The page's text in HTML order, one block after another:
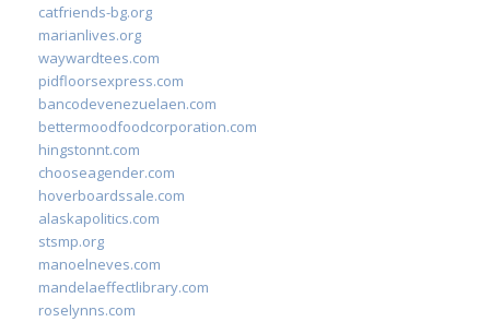
catfriends-bg.org
marianlives.org
waywardtees.com
pidfloorsexpress.com
bancodevenezuelaen.com
bettermoodfoodcorporation.com
hingstonnt.com
chooseagender.com
hoverboardssale.com
alaskapolitics.com
stsmp.org
manoelneves.com
mandelaeffectlibrary.com
roselynns.com